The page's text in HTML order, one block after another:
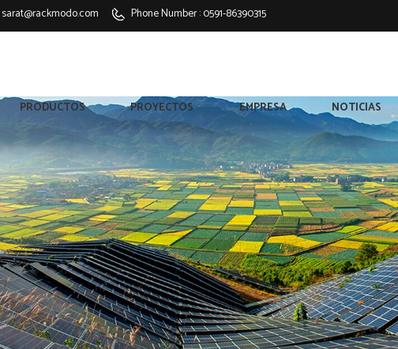
sarat@rackmodo.com Phone Number :0591-86390315
PRODUCTOS PROYECTOS EMPRESA NOTICIAS